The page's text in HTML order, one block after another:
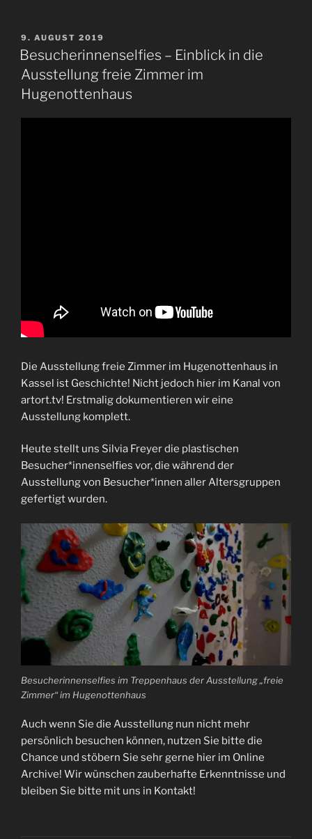
VERÖFFENTLICHT
AM
9. AUGUST 2019
Besucherinnenselfies – Einblick in die
Ausstellung freie Zimmer im
Hugenottenhaus
Die Ausstellung freie Zimmer im Hugenottenhaus in
Kassel ist Geschichte! Nicht jedoch hier im Kanal von
artort.tv! Erstmalig dokumentieren wir eine
Ausstellung komplett.
Heute stellt uns Silvia Freyer die plastischen
Besucher*innenselfies vor, die während der
Ausstellung von Besucher*innen aller Altersgruppen
gefertigt wurden.
Besucherinnenselfies im Treppenhaus der Ausstellung „freie
Zimmer“ im Hugenottenhaus
Auch wenn Sie die Ausstellung nun nicht mehr
persönlich besuchen können, nutzen Sie bitte die
Chance und stöbern Sie sehr gerne hier im Online
Archive! Wir wünschen zauberhafte Erkenntnisse und
bleiben Sie bitte mit uns in Kontakt!